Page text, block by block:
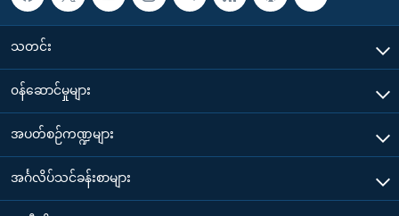
သတင်း
၀န်ဆောင်မှုများ
အပတ်စဉ်ကဏ္ဍများ
အင်္ဂလိပ်သင်ခန်းစာများ